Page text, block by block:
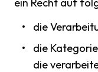
die
die
die